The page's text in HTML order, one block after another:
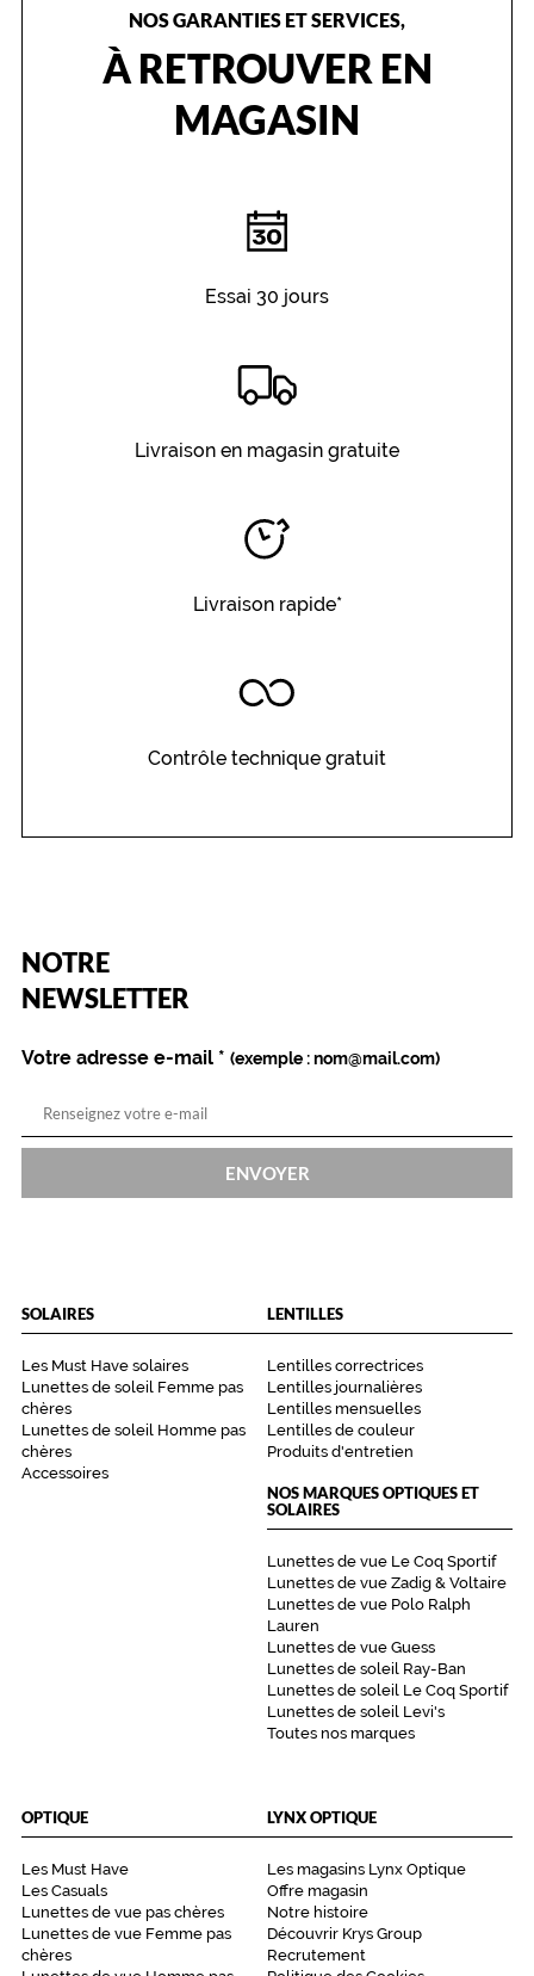
NOS GARANTIES ET SERVICES,
À RETROUVER EN
MAGASIN
Essai 30 jours
Livraison en magasin gratuite
Livraison rapide*
Contrôle technique gratuit
NOTRE
NEWSLETTER
Name
Votre adresse e-mail *
(Ce
champ
est
obligatoire)
(exemple : nom@mail.com)
ENVOYER
SOLAIRES
Les Must Have solaires
Lunettes de soleil Femme pas
chères
Lunettes de soleil Homme pas
chères
Accessoires
LENTILLES
Lentilles correctrices
Lentilles journalières
Lentilles mensuelles
Lentilles de couleur
Produits d'entretien
NOS MARQUES OPTIQUES ET
SOLAIRES
Lunettes de vue Le Coq Sportif
Lunettes de vue Zadig & Voltaire
Lunettes de vue Polo Ralph
Lauren
Lunettes de vue Guess
Lunettes de soleil Ray-Ban
Lunettes de soleil Le Coq Sportif
Lunettes de soleil Levi's
Toutes nos marques
OPTIQUE
Les Must Have
Les Casuals
Lunettes de vue pas chères
Lunettes de vue Femme pas
chères
LYNX OPTIQUE
Les magasins Lynx Optique
Offre magasin
Notre histoire
Découvrir Krys Group
Recrutement